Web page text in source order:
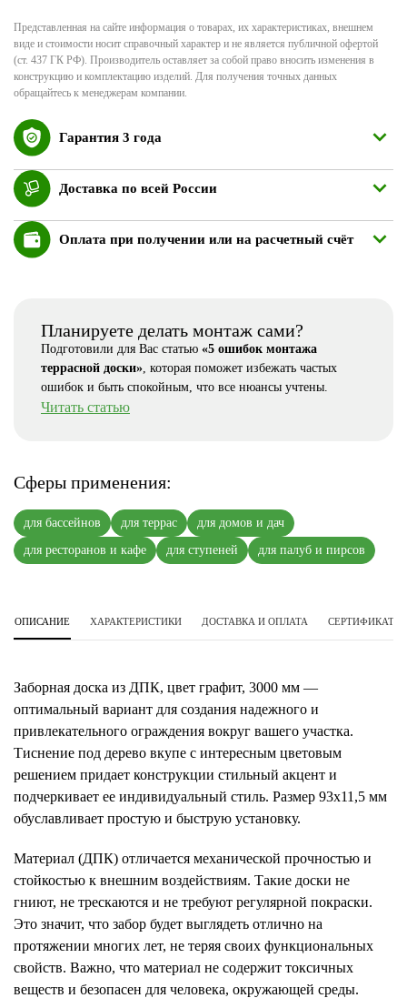
Представленная на сайте информация о товарах, их характеристиках, внешнем
виде и стоимости носит справочный характер и не является публичной офертой
(ст. 437 ГК РФ). Производитель оставляет за собой право вносить изменения в
конструкцию и комплектацию изделий. Для получения точных данных
обращайтесь к менеджерам компании.
Гарантия 3 года
Доставка по всей России
Оплата при получении или на расчетный счёт
Планируете делать монтаж сами?
Подготовили для Вас статью «5 ошибок монтажа
террасной доски», которая поможет избежать частых
ошибок и быть спокойным, что все нюансы учтены.
Читать статью
Сферы применения:
для бассейнов для террас
для домов и дач
для ресторанов и кафе
для ступеней для палуб и пирсов
ОПИСАНИЕ ХАРАКТЕРИСТИКИ ДОСТАВКА И ОПЛАТА СЕРТИФИКАТЫ
Заборная доска из ДПК, цвет графит, 3000 мм —
оптимальный вариант для создания надежного и
привлекательного ограждения вокруг вашего участка.
Тиснение под дерево вкупе с интересным цветовым
решением придает конструкции стильный акцент и
подчеркивает ее индивидуальный стиль. Размер 93х11,5 мм
обуславливает простую и быструю установку.
Материал (ДПК) отличается механической прочностью и
стойкостью к внешним воздействиям. Такие доски не
гниют, не трескаются и не требуют регулярной покраски.
Это значит, что забор будет выглядеть отлично на
протяжении многих лет, не теряя своих функциональных
свойств. Важно, что материал не содержит токсичных
веществ и безопасен для человека, окружающей среды.